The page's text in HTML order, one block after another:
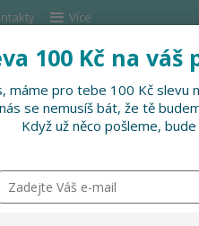
Více
SLEVNĚNO
100 Kč na
máme pro tebe 100 Kč slevu
se nemusíš bát, že tě
Když už něco pošleme,